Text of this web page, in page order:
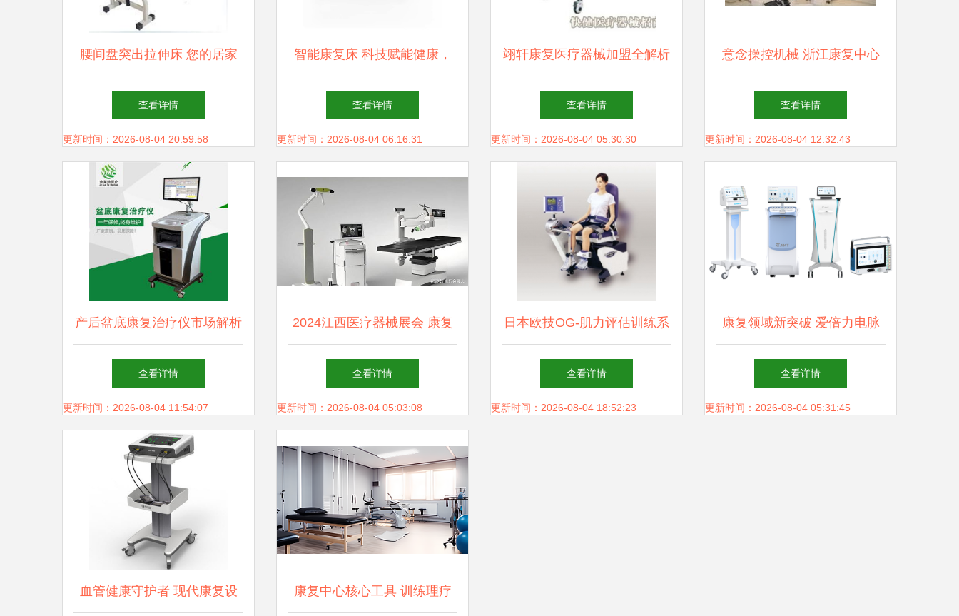
腰间盘突出拉伸床 您的居家
康复利器与选购指南
查看详情
更新时间：2026-08-04 20:59:58
智能康复床 科技赋能健康，
重塑康复未来
查看详情
更新时间：2026-08-04 06:16:31
翊轩康复医疗器械加盟全解析
投资成本与连锁加盟店运营指
南
查看详情
更新时间：2026-08-04 05:30:30
意念操控机械 浙江康复中心
引领科幻照进现实的康复医学
新纪元
查看详情
更新时间：2026-08-04 12:32:43
产后盆底康复治疗仪市场解析
厂家批发价格与贵州地区发展
现状
查看详情
更新时间：2026-08-04 11:54:07
2024江西医疗器械展会 康复
设备引领南昌医疗行业新活力
查看详情
更新时间：2026-08-04 05:03:08
日本欧技OG-肌力评估训练系
统 型号详解与市场价格分析
查看详情
更新时间：2026-08-04 18:52:23
康复领域新突破 爱倍力电脉
冲理疗康复仪震撼登场
查看详情
更新时间：2026-08-04 05:31:45
血管健康守护者 现代康复设 康复中心核心工具 训练理疗